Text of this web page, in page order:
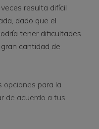
resulta difícil
dado que el
tener dificultades
cantidad de
para la
de acuerdo a tus